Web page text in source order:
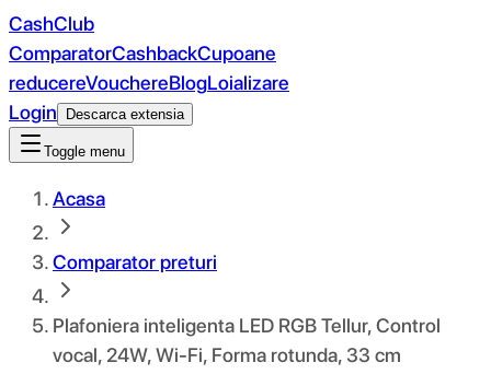
CashClub
ComparatorCashbackCupoane
reducereVouchereBlogLoializare
Login
Descarca extensia
Toggle menu
Acasa
Comparator preturi
Plafoniera inteligenta LED RGB Tellur, Control
vocal, 24W, Wi-Fi, Forma rotunda, 33 cm